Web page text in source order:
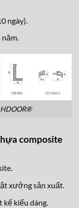
ngày).
xưởng sản xuất.
kế kiểu dáng.